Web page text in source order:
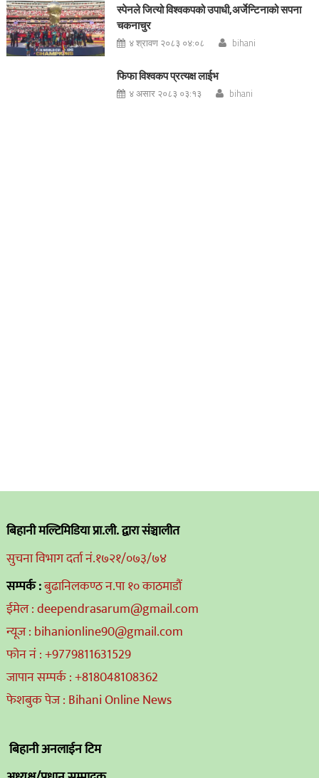
स्पेनले जित्यो विश्वकपको उपाधी,अर्जेन्टिनाको सपना
चकनाचुर
४ श्रावण २०८३ ०४:०८ bihani
फिफा विश्वकप प्रत्यक्ष लाईभ
४ असार २०८३ ०३:१३ bihani
बिहानी मल्टिमिडिया प्रा.ली. द्वारा संञ्चालीत
सुचना विभाग दर्ता नं.१७२१/०७३/७४
सम्पर्क :बुढानिलकण्ठ न.पा १० काठमाडौं
ईमेल : deependrasarum@gmail.com
न्यूज : bihanionline90@gmail.com
फोन नं : +9779811631529
जापान सम्पर्क : +818048108362
फेशबुक पेज : Bihani Online News
बिहानी अनलाईन टिम